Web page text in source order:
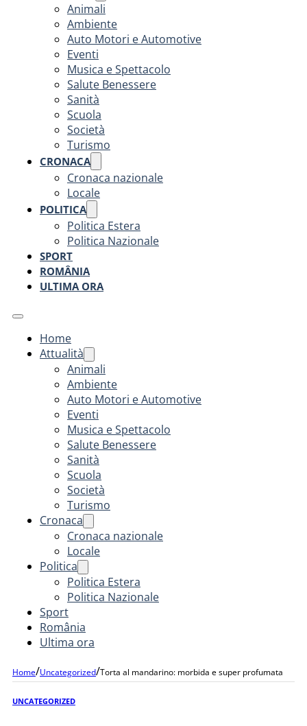
Animali
Ambiente
Auto Motori e Automotive
Eventi
Musica e Spettacolo
Salute Benessere
Sanità
Scuola
Società
Turismo
CRONACA
Cronaca nazionale
Locale
POLITICA
Politica Estera
Politica Nazionale
SPORT
ROMÂNIA
ULTIMA ORA
Home
Attualità
Animali
Ambiente
Auto Motori e Automotive
Eventi
Musica e Spettacolo
Salute Benessere
Sanità
Scuola
Società
Turismo
Cronaca
Cronaca nazionale
Locale
Politica
Politica Estera
Politica Nazionale
Sport
România
Ultima ora
Home/Uncategorized/Torta al mandarino: morbida e super profumata
UNCATEGORIZED